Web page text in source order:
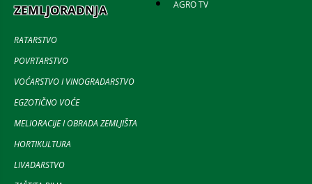
ZEMLJORADNJA
RATARSTVO
POVRTARSTVO
VOĆARSTVO I VINOGRADARSTVO
EGZOTIČNO VOĆE
MELIORACIJE I OBRADA ZEMLJIŠTA
HORTIKULTURA
LIVADARSTVO
AGRO TV